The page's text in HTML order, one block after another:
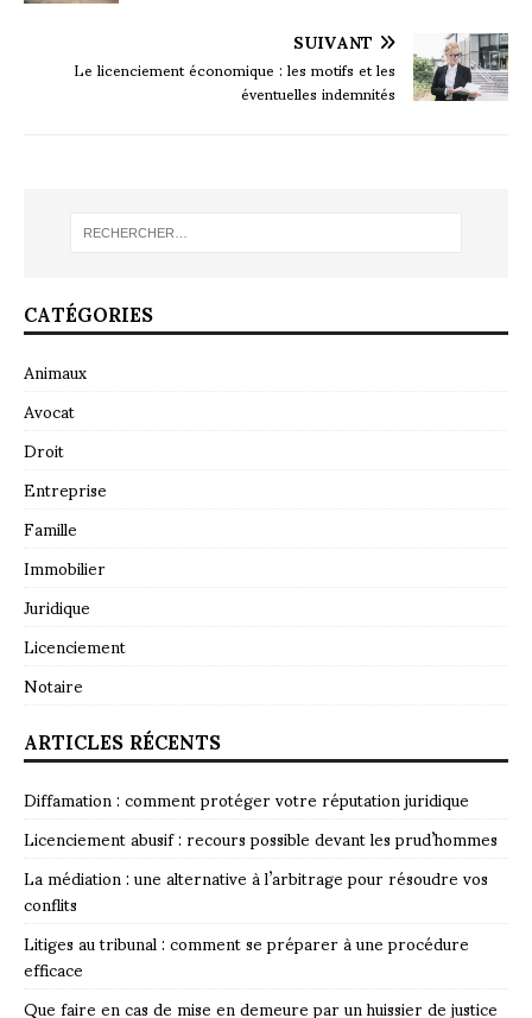
SUIVANT
Le licenciement économique : les motifs et les
éventuelles indemnités
CATÉGORIES
Animaux
Avocat
Droit
Entreprise
Famille
Immobilier
Juridique
Licenciement
Notaire
ARTICLES RÉCENTS
Diffamation : comment protéger votre réputation juridique
Licenciement abusif : recours possible devant les prud’hommes
La médiation : une alternative à l’arbitrage pour résoudre vos
conflits
Litiges au tribunal : comment se préparer à une procédure
efficace
Que faire en cas de mise en demeure par un huissier de justice